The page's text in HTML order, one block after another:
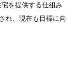
を提供する仕組み
れ、現在も目標に向